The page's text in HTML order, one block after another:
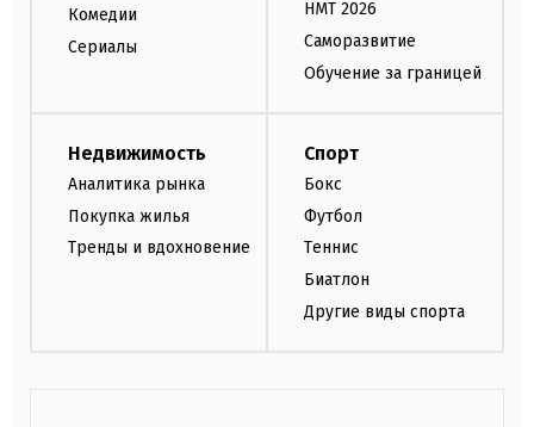
Комедии
Сериалы
НМТ 2026
Саморазвитие
Обучение за границей
Недвижимость
Аналитика рынка
Покупка жилья
Тренды и вдохновение
Спорт
Бокс
Футбол
Теннис
Биатлон
Другие виды спорта